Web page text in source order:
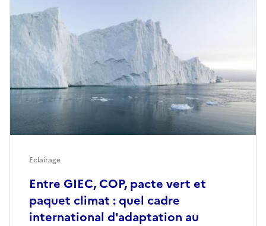
Entre GIEC, COP, pacte vert et
paquet climat : quel cadre
international d'adaptation au
Eclairage